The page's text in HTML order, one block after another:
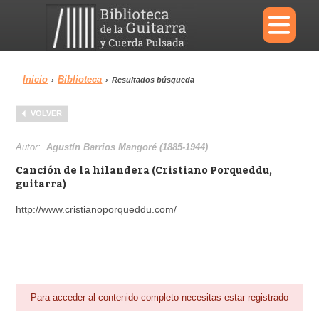
×
Menu
Biblioteca Diccionario
Área personal
Inicio › Biblioteca › Resultados búsqueda
VOLVER
Autor:Agustín Barrios Mangoré (1885-1944)
Canción de la hilandera (Cristiano Porqueddu,
guitarra)
http://www.cristianoporqueddu.com/
Para acceder al contenido completo necesitas estar registrado